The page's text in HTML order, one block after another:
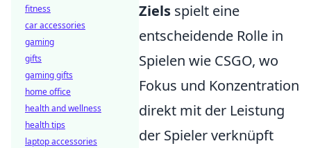
Ziels spielt eine
entscheidende Rolle in
Spielen wie CSGO, wo
Fokus und Konzentration
direkt mit der Leistung
der Spieler verknüpft
fitness
car accessories
gaming
gifts
gaming gifts
home office
health and wellness
health tips
laptop accessories